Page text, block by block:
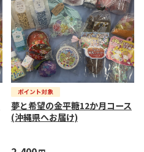
夢と希望の金平糖12か月コース
(沖縄県へお届け)